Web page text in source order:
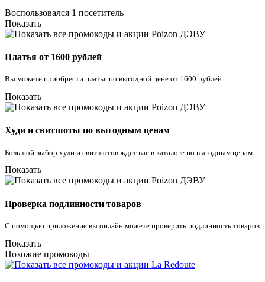
Воспользовался 1 посетитель
Показать
Платья от 1600 рублей
Вы можете приобрести платья по выгодной цене от 1600 рублей
Показать
Худи и свитшоты по выгодным ценам
Большой выбор хули и свитшотов ждет вас в каталоге по выгодным ценам
Показать
Проверка подлинности товаров
С помощью приложение вы онлайн можете проверить подлинность товаров
Показать
Похожие промокоды